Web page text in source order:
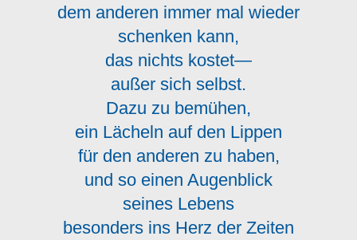
dem anderen immer mal wieder
schenken kann,
das nichts kostet—
außer sich selbst.
Dazu zu bemühen,
ein Lächeln auf den Lippen
für den anderen zu haben,
und so einen Augenblick
seines Lebens
besonders ins Herz der Zeiten